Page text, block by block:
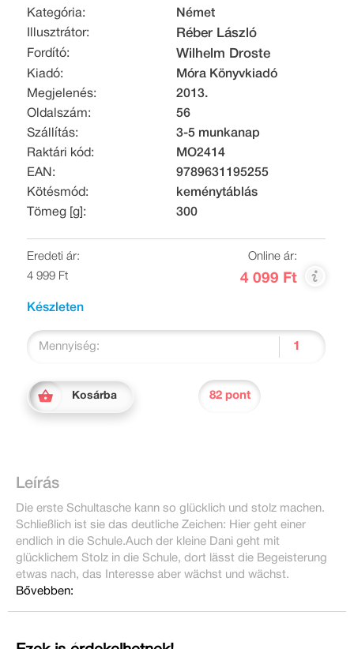
Kategória:
Német
Illusztrátor:
Réber László
Fordító: Wilhelm Droste
Kiadó:
Móra Könyvkiadó
Megjelenés:
2013.
Oldalszám:
56
Szállítás:
3-5 munkanap
Raktári kód:
MO2414
EAN:
9789631195255
Kötésmód:
keménytáblás
Tömeg [g]:
300
Eredeti ár:
4 999 Ft
Online ár:
4 099 Ft
Készleten
Mennyiség:
Kosárba 82 pont
Leírás
Die erste Schultasche kann so glücklich und stolz machen.
Schließlich ist sie das deutliche Zeichen: Hier geht einer
endlich in die Schule.Auch der kleine Dani geht mit
glücklichem Stolz in die Schule, dort lässt die Begeisterung
etwas nach, das Interesse aber wächst und wächst.
Bővebben: